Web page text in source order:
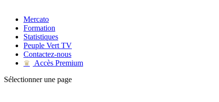
Mercato
Formation
Statistiques
Peuple Vert TV
Contactez-nous
♛
Accès Premium
Sélectionner une page